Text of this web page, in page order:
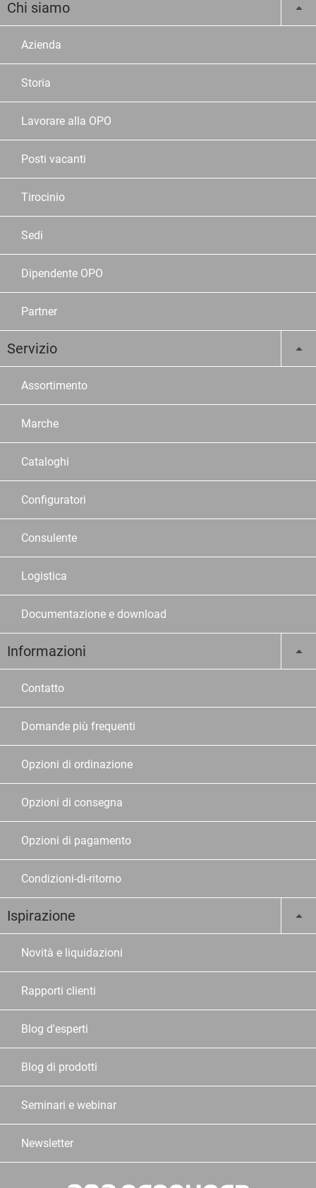
Chi siamo
Azienda
Storia
Lavorare alla OPO
Posti vacanti
Tirocinio
Sedi
Dipendente OPO
Partner
Servizio
Assortimento
Marche
Cataloghi
Configuratori
Consulente
Logistica
Documentazione e download
Informazioni
Contatto
Domande più frequenti
Opzioni di ordinazione
Opzioni di consegna
Opzioni di pagamento
Condizioni-di-ritorno
Ispirazione
Novità e liquidazioni
Rapporti clienti
Blog d'esperti
Blog di prodotti
Seminari e webinar
Newsletter